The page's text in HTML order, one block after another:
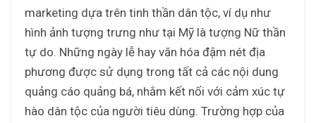
marketing dựa trên tinh thần dân tộc, ví dụ như
hình ảnh tượng trưng như tại Mỹ là tượng Nữ thần
tự do. Những ngày lễ hay văn hóa đậm nét địa
phương được sử dụng trong tất cả các nội dung
quảng cáo quảng bá, nhằm kết nối với cảm xúc tự
hào dân tộc của người tiêu dùng. Trường hợp của